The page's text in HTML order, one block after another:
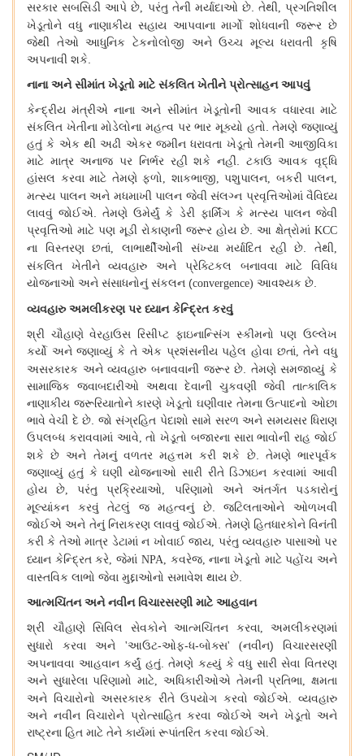
સરકાર સબસિડી આપે છે, પરંતુ તેની મર્યાદાઓ છે. તેથી, પ્રગતિશીલ
ખેડૂતોને વધુ નાણાકીય સહાય આપવાના માર્ગો શોધવાની જરૂર છે
જેથી તેઓ આધુનિક ટેકનોલોજી અને ઉચ્ચ મૂલ્ય ધરાવતી કૃષિ
અપનાવી શકે.
નાના અને સીમાંત ખેડૂતો માટે સંકલિત ખેતીને પ્રોત્સાહન આપવું
કેન્દ્રીય મંત્રીએ નાના અને સીમાંત ખેડૂતોની આવક વધારવા માટે
સંકલિત ખેતીના મોડેલોના મહત્વ પર ભાર મૂક્યો હતો.તેમણે જણાવ્યું
હતું કે એક થી અઢી એકર જમીન ધરાવતા ખેડૂતો તેમની આજીવિકા
માટે માત્ર અનાજ પર નિર્ભર રહી શકે નહીં. ટકાઉ આવક વૃદ્ધિ
હાંસલ કરવા માટે તેમણે ફળો, શાકભાજી, પશુપાલન, બકરી પાલન,
મત્સ્ય પાલન અને મધમાખી પાલન જેવી સંલગ્ન પ્રવૃત્તિઓમાં વૈવિધ્ય
લાવવું જોઈએ.તેમણે ઉમેર્યું કે ડેરી ફાર્મિંગ કે મત્સ્ય પાલન જેવી
પ્રવૃત્તિઓ માટે પણ મૂડી રોકાણની જરૂર હોય છે. આ ક્ષેત્રોમાં KCC
ના વિસ્તરણ છતાં, લાભાર્થીઓની સંખ્યા મર્યાદિત રહી છે. તેથી,
સંકલિત ખેતીને વ્યવહારુ અને પ્રેક્ટિકલ બનાવવા માટે
વિવિધ
યોજનાઓ અને સંસાધનોનું સંકલન (convergence) આવશ્યક છે.
વ્યવહારુ અમલીકરણ પર ધ્યાન કેન્દ્રિત કરવું
શ્રી ચૌહાણે વેરહાઉસ રિસીપ્ટ ફાઇનાન્સિંગ સ્કીમનો પણ ઉલ્લેખ
કર્યો અને જણાવ્યું કે તે એક પ્રશંસનીય પહેલ હોવા છતાં,તેને વધુ
અસરકારક અને વ્યવહારુ બનાવવાની જરૂર છે. તેમણે સમજાવ્યું કે
સામાજિક જવાબદારીઓ અથવા દેવાની ચુકવણી જેવી તાત્કાલિક
નાણાકીય જરૂરિયાતોને કારણે ખેડૂતો ઘણીવાર તેમના ઉત્પાદનો ઓછા
ભાવે વેચી દે છે. જો સંગ્રહિત પેદાશો સામે સરળ અને સમયસર ધિરાણ
ઉપલબ્ધ કરાવવામાં આવે,તો ખેડૂતો બજારના સારા ભાવોની રાહ જોઈ
શકે છે અને તેમનું વળતર મહત્તમ કરી શકે છે. તેમણે ભારપૂર્વક
જણાવ્યું હતું કે ઘણી યોજનાઓ સારી રીતે ડિઝાઇન કરવામાં આવી
હોય
છે, પરંતુ પ્રક્રિયાઓ, પરિણામો અને અંતર્ગત
પડકારોનું
મૂલ્યાંકન
કરવું તેટલું જ મહત્વનું છે.જટિલતાઓને
ઓળખવી
જોઈએ અને તેનું નિરાકરણ લાવવું જોઈએ. તેમણે હિતધારકોને વિનંતી
કરી કે તેઓ માત્ર ડેટામાં ન ખોવાઈ જાય, પરંતુ વ્યવહારુ પાસાઓ પર
ધ્યાન કેન્દ્રિત કરે,જેમાં NPA, કવરેજ,નાના ખેડૂતો માટે પહોંચ અને
વાસ્તવિક લાભો જેવા મુદ્દાઓનો સમાવેશ થાય છે.
આત્મચિંતન અને નવીન વિચારસરણી માટે આહવાન
શ્રી
ચૌહાણે સિવિલ સેવકોને આત્મચિંતન કરવા, અમલીકરણમાં
સુધારો
કરવા અને 'આઉટ-ઓફ-ધ-બોક્સ' (નવીન) વિચારસરણી
અપનાવવા આહવાન કર્યું હતું.તેમણે કહ્યું કે વધુ સારી સેવા વિતરણ
અને સુધારેલા પરિણામો માટે, અધિકારીઓએ તેમની પ્રતિભા,ક્ષમતા
અને વિચારોનો અસરકારક રીતે ઉપયોગ કરવો જોઈએ.વ્યવહારુ
અને નવીન વિચારોને પ્રોત્સાહિત કરવા જોઈએ અને ખેડૂતો અને
રાષ્ટ્રના હિત માટે તેને કાર્યમાં રૂપાંતરિત કરવા જોઈએ.